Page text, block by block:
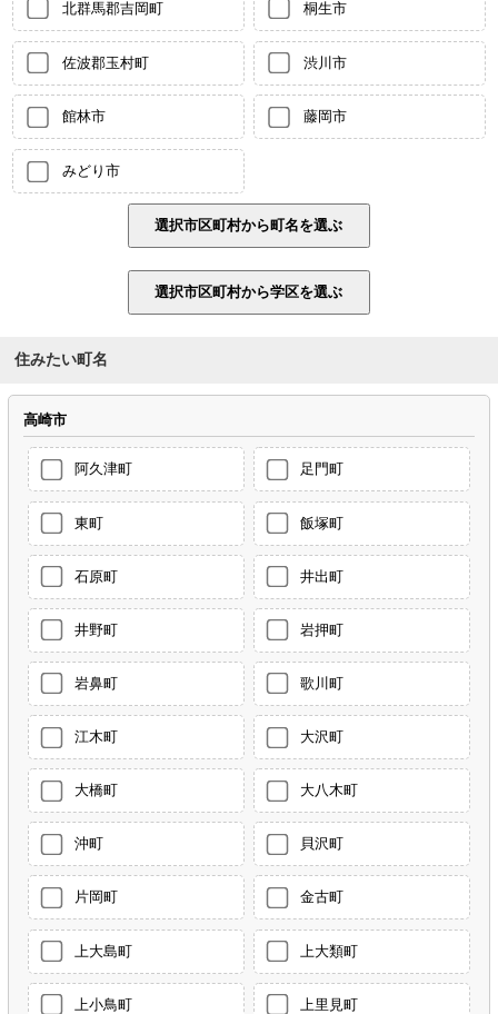
北群馬郡吉岡町 桐生市
佐波郡玉村町 渋川市
館林市 藤岡市
みどり市
住みたい町名
高崎市
阿久津町 足門町
東町 飯塚町
石原町 井出町
井野町 岩押町
岩鼻町 歌川町
江木町 大沢町
大橋町 大八木町
沖町 貝沢町
片岡町 金古町
上大島町 上大類町
上小鳥町 上里見町